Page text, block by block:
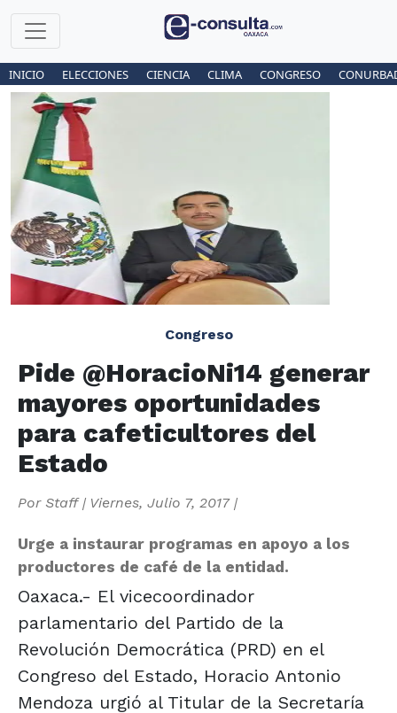
INICIO ELECCIONES CIENCIA CLIMA CONGRESO
Congreso
Pide @HoracioNi14 generar
mayores oportunidades
para cafeticultores del
Estado
Por Staff| Viernes, Julio 7, 2017|
Urge a instaurar programas en apoyo a los
productores de café de la entidad.
Oaxaca.- El vicecoordinador
parlamentario del Partido de la
Revolución Democrática (PRD) en el
Congreso del Estado, Horacio Antonio
Mendoza urgió al Titular de la Secretaría